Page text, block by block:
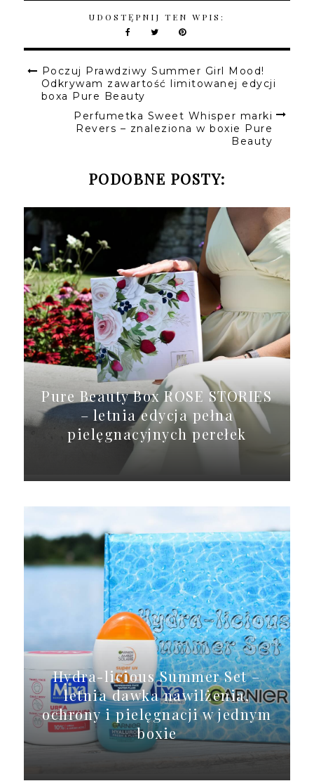
UDOSTĘPNIJ TEN WPIS:
Poczuj Prawdziwy Summer Girl Mood!
Odkrywam zawartość limitowanej edycji
boxa Pure Beauty
Perfumetka Sweet Whisper marki
Revers – znaleziona w boxie Pure
Beauty
PODOBNE POSTY:
Pure Beauty Box ROSE STORIES
– letnia edycja pełna
pielęgnacyjnych perełek
Hydra-licious Summer Set –
letnia dawka nawilżenia,
ochrony i pielęgnacji w jednym
boxie